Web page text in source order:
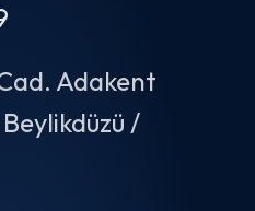
Adakent
/